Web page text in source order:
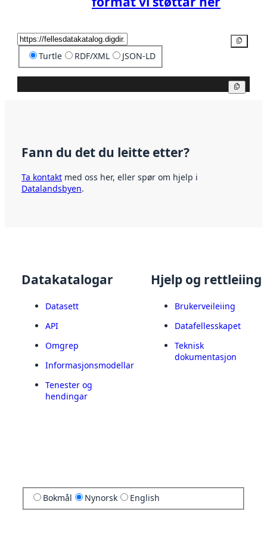
Turtle RDF/XML JSON-LD
Fann du det du leitte etter?
Ta kontakt med oss her, eller spør om hjelp i
Datalandsbyen.
Datakatalogar
Datasett
API
Omgrep
Informasjonsmodellar
Tenester og
hendingar
Hjelp og rettleiing
Brukerveileiing
Datafellesskapet
Teknisk
dokumentasjon
Bokmål Nynorsk English